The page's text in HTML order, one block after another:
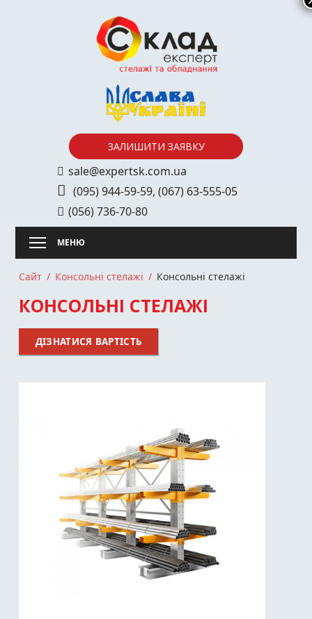
ЗАЛИШИТИ ЗАЯВКУ
sale@expertsk.com.ua
(095) 944-59-59, (067) 63-555-05
(056) 736-70-80
Сайт Консольні стелажі Консольні стелажі
КОНСОЛЬНІ СТЕЛАЖІ
ДІЗНАТИСЯ ВАРТІСТЬ